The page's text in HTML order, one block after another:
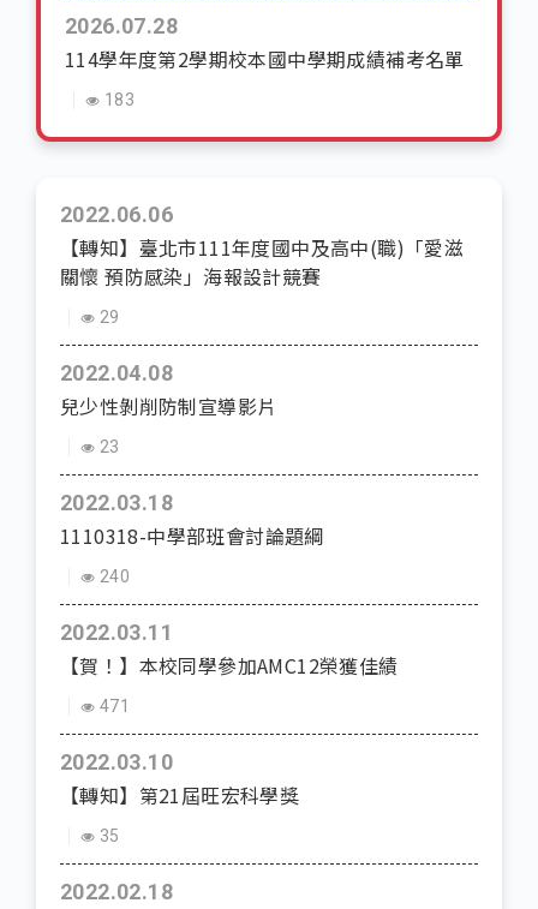
2026.07.28
114學年度第2學期校本國中學期成績補考名單
183
2022.06.06
【轉知】臺北市111年度國中及高中(職)「愛滋
關懷 預防感染」海報設計競賽
29
2022.04.08
兒少性剝削防制宣導影片
23
2022.03.18
1110318-中學部班會討論題綱
240
2022.03.11
【賀！】本校同學參加AMC12榮獲佳績
471
2022.03.10
【轉知】第21屆旺宏科學獎
35
2022.02.18